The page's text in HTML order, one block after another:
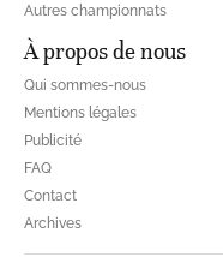
Autres championnats
À propos de nous
Qui sommes-nous
Mentions légales
Publicité
FAQ
Contact
Archives